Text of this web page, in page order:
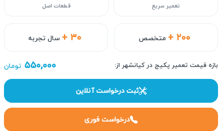
+ ۲۰۰ متخصص + ۳۰ سال تجربه
تعمیر سریع قطعات اصل
بازه قیمت تعمیر پکیج در کیانشهر از: ۵۵۰,۰۰۰ تومان
ثبت درخواست آنلاین
درخواست فوری